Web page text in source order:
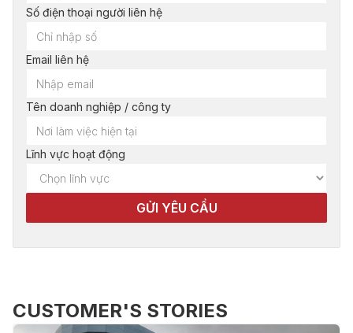
Số điện thoại người liên hệ
Email liên hệ
Tên doanh nghiệp / công ty
Lĩnh vực hoạt động
CUSTOMER'S STORIES